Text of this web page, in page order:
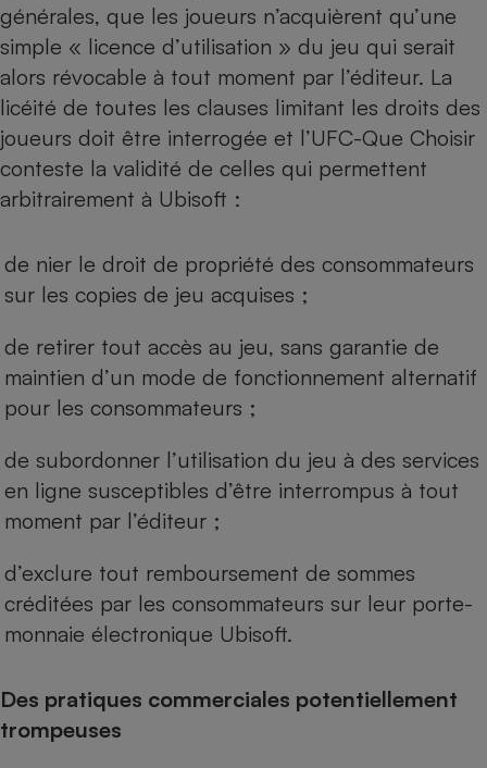
générales, que les joueurs n’acquièrent qu’une
simple « licence d’utilisation » du jeu qui serait
alors révocable à tout moment par l’éditeur. La
licéité de toutes les clauses limitant les droits des
joueurs doit être interrogée et l’UFC-Que Choisir
conteste la validité de celles qui permettent
arbitrairement à Ubisoft :
de nier le droit de propriété des consommateurs
sur les copies de jeu acquises ;
de retirer tout accès au jeu, sans garantie de
maintien d’un mode de fonctionnement alternatif
pour les consommateurs ;
de subordonner l’utilisation du jeu à des services
en ligne susceptibles d’être interrompus à tout
moment par l’éditeur ;
d’exclure tout remboursement de sommes
créditées par les consommateurs sur leur porte-
monnaie électronique Ubisoft.
Des pratiques commerciales potentiellement
trompeuses
Cafetière à expressos